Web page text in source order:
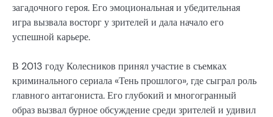
загадочного героя. Его эмоциональная и убедительная
игра вызвала восторг у зрителей и дала начало его
успешной карьере.
В 2013 году Колесников принял участие в съемках
криминального сериала «Тень прошлого», где сыграл роль
главного антагониста. Его глубокий и многогранный
образ вызвал бурное обсуждение среди зрителей и удивил